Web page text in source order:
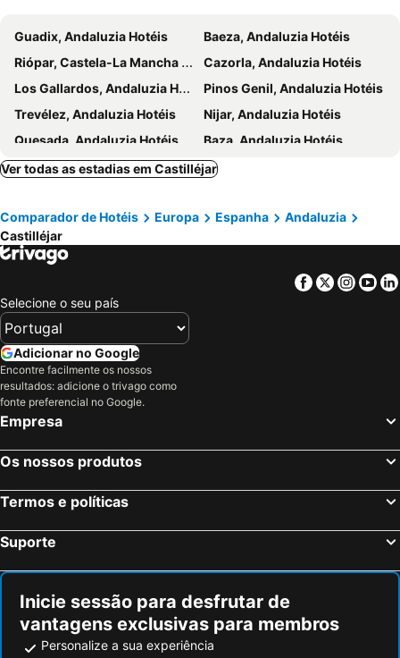
Guadix, Andaluzia Hotéis
Baeza, Andaluzia Hotéis
Riópar, Castela-La Mancha Hotéis
Cazorla, Andaluzia Hotéis
Los Gallardos, Andaluzia Hotéis
Pinos Genil, Andaluzia Hotéis
Trevélez, Andaluzia Hotéis
Nijar, Andaluzia Hotéis
Quesada, Andaluzia Hotéis
Baza, Andaluzia Hotéis
Pulpí, Andaluzia Hotéis
Cuevas de Almanzora, Andaluzia Hotéis
Quéntar, Andaluzia Hotéis
Tabernas, Andaluzia Hotéis
Villanueva del Arzobispo, Andaluzia Hotéis
Caravaca da Cruz, Múrcia Hotéis
Alhama de Almería, Andaluzia Hotéis
Málaga, Andaluzia Hotéis
La Carlota, Andaluzia Hotéis
Córdoba, Andaluzia Hotéis
Antequera, Andaluzia Hotéis
Setenil de las Bodegas, Andaluzia Hotéis
Jaén, Andaluzia Hotéis
Madrid, Madrid Hotéis
Sevilha, Andaluzia Hotéis
Barcelona, Catalunha Hotéis
Isla Cristina, Andaluzia Hotéis
Ver todas as estadias em Castilléjar
Comparador de Hotéis Europa Espanha
Andaluzia
Castilléjar
Facebook
Twitter
Selecione o seu país
Adicionar no Google
Encontre facilmente os nossos
resultados: adicione o trivago como
fonte preferencial no Google.
Empresa
Os nossos produtos
Termos e políticas
Suporte
Inicie sessão para desfrutar de
vantagens exclusivas para membros
Personalize a sua experiência